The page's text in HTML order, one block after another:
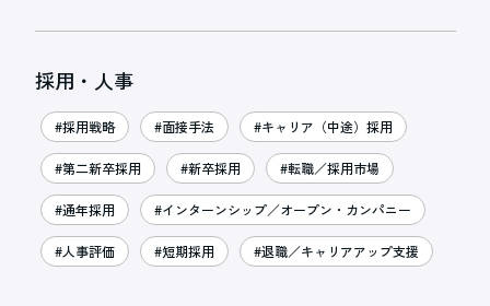
採用・人事
#採用戦略 #面接手法 #キャリア（中途）採用
#第二新卒採用 #新卒採用 #転職／採用市場
#通年採用 #インターンシップ／オープン・カンパニー
#人事評価 #短期採用 #退職／キャリアアップ支援